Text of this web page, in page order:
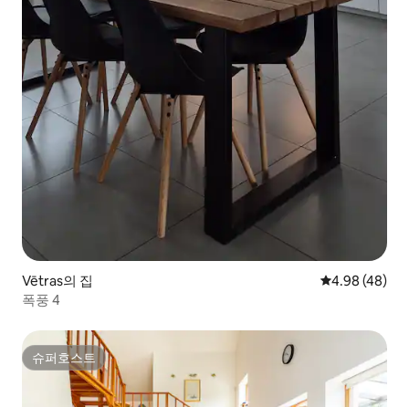
Vētras의 집 평점 4.98점(5
4.98 (48)
폭풍 4
슈퍼호스트
슈퍼호스트